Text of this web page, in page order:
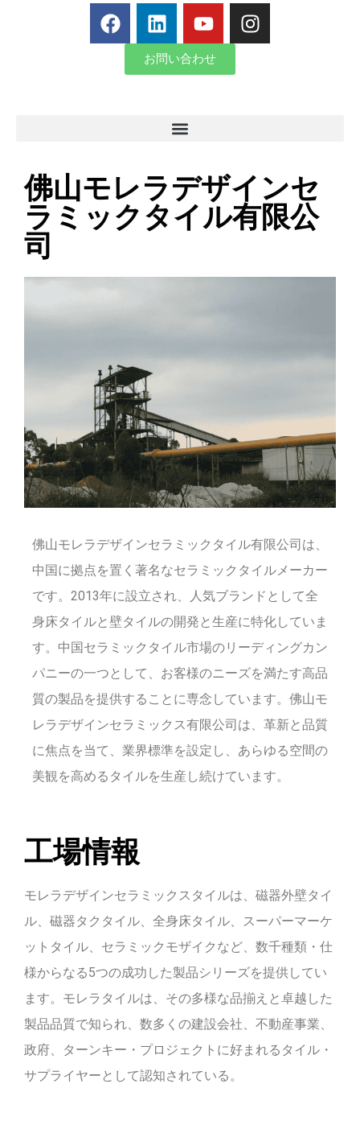
お問い合わせ
佛山モレラデザインセ
ラミックタイル有限公
司
佛山モレラデザインセラミックタイル有限公司は、
中国に拠点を置く著名なセラミックタイルメーカー
です。2013年に設立され、人気ブランドとして全
身床タイルと壁タイルの開発と生産に特化していま
す。中国セラミックタイル市場のリーディングカン
パニーの一つとして、お客様のニーズを満たす高品
質の製品を提供することに専念しています。佛山モ
レラデザインセラミックス有限公司は、革新と品質
に焦点を当て、業界標準を設定し、あらゆる空間の
美観を高めるタイルを生産し続けています。
工場情報
モレラデザインセラミックスタイルは、磁器外壁タイ
ル、磁器タクタイル、全身床タイル、スーパーマーケ
ットタイル、セラミックモザイクなど、数千種類・仕
様からなる5つの成功した製品シリーズを提供してい
ます。モレラタイルは、その多様な品揃えと卓越した
製品品質で知られ、数多くの建設会社、不動産事業、
政府、ターンキー・プロジェクトに好まれるタイル・
サプライヤーとして認知されている。